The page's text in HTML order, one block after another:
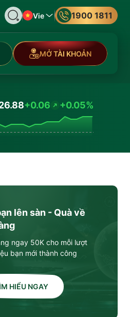
Vie 1900 1811
MỞ TÀI KHOẢN
+0.06 +0.05%
lên sàn - Quà về
ngay 50K cho mỗi lượt
bạn mới thành công
HIỂU NGAY